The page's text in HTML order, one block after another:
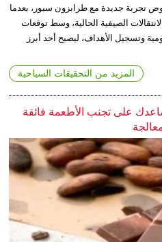
تجربة جديدة مع طرابزون سبور، بعدما
الصيفية الحالية، وسط توقعات
وتسجيل الأهداف، ليصبح أحد أبرز
المزيد من التحقيقات السياحية
على تجنب الأطعمة فائقة